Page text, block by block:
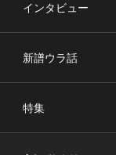
インタビュー
新譜ウラ話
特集